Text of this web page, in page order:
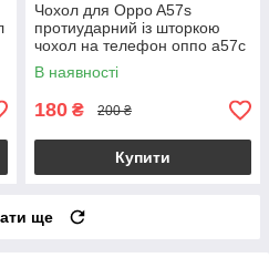
Чохол для Oppo A57s
протиударний із шторкою
чохол на телефон оппо а57с
чорний crt
В наявності
180 ₴ 200 ₴
Купити
ще